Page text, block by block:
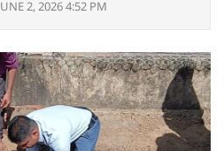
JUNE 2, 2026 4:52 PM